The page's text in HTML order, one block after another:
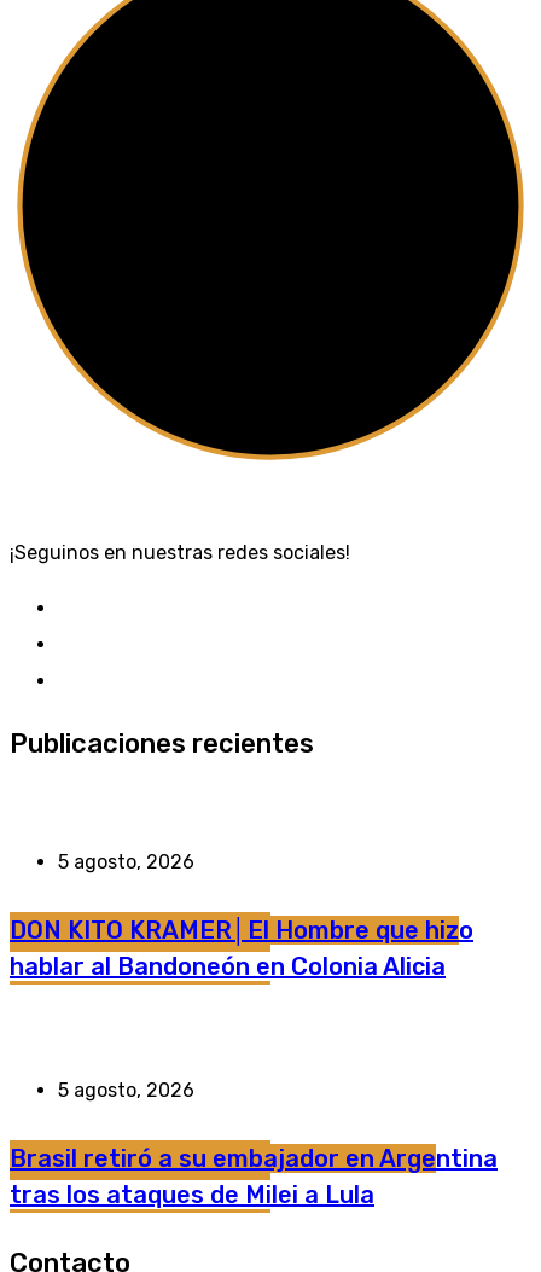
¡Seguinos en nuestras redes sociales!
Publicaciones recientes
5 agosto, 2026
DON KITO KRAMER│El Hombre que hizo
hablar al Bandoneón en Colonia Alicia
5 agosto, 2026
Brasil retiró a su embajador en Argentina
tras los ataques de Milei a Lula
Contacto